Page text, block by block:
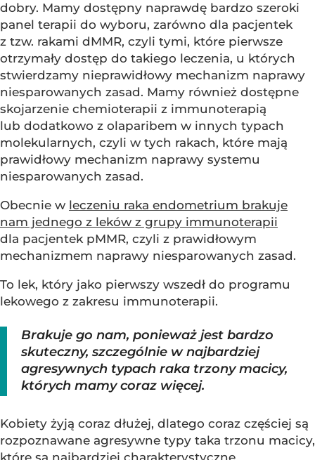
dobry. Mamy dostępny naprawdę bardzo szeroki
panel terapii do wyboru, zarówno dla pacjentek
z tzw. rakami dMMR, czyli tymi, które pierwsze
otrzymały dostęp do takiego leczenia, u których
stwierdzamy nieprawidłowy mechanizm naprawy
niesparowanych zasad. Mamy również dostępne
skojarzenie chemioterapii z immunoterapią
lub dodatkowo z olaparibem w innych typach
molekularnych, czyli w tych rakach, które mają
prawidłowy mechanizm naprawy systemu
niesparowanych zasad.
Obecnie w leczeniu raka endometrium brakuje
nam jednego z leków z grupy immunoterapii
dla pacjentek pMMR, czyli z prawidłowym
mechanizmem naprawy niesparowanych zasad.
To lek, który jako pierwszy wszedł do programu
lekowego z zakresu immunoterapii.
Brakuje go nam, ponieważ jest bardzo
skuteczny, szczególnie w najbardziej
agresywnych typach raka trzony macicy,
których mamy coraz więcej.
Kobiety żyją coraz dłużej, dlatego coraz częściej są
rozpoznawane agresywne typy taka trzonu macicy,